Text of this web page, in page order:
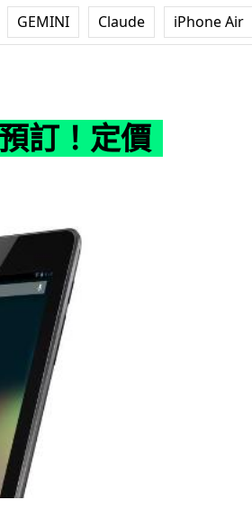
GEMINI Claude iPhone Air
訂！定價